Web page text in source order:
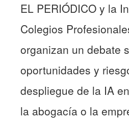
EL PERIÓDICO y la
Colegios
organizan un debate
oportunidades y
despliegue de la IA
la abogacía o la